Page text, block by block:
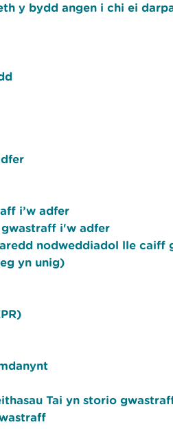
y bydd angen i chi ei
i’w adfer
i'w adfer
nodweddiadol lle caiff
yn unig)
Tai yn storio